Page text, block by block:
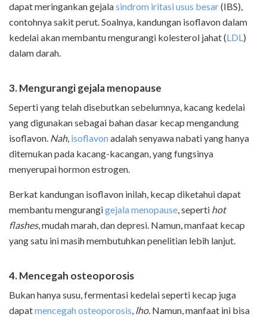
dapat meringankan gejalasindrom iritasi usus besar(IBS),
contohnya sakit perut. Soalnya, kandungan isoflavon dalam
kedelai akan membantu mengurangi kolesterol jahat (LDL)
dalam darah.
3. Mengurangi gejala menopause
Seperti yang telah disebutkan sebelumnya, kacang kedelai
yang digunakan sebagai bahan dasar kecap mengandung
isoflavon. Nah, isoflavonadalah senyawa nabati yang hanya
ditemukan pada kacang-kacangan, yang fungsinya
menyerupai hormon estrogen.
Berkat kandungan isoflavon inilah, kecap diketahui dapat
membantu mengurangigejala menopause, seperti hot
flashes, mudah marah, dan depresi. Namun, manfaat kecap
yang satu ini masih membutuhkan penelitian lebih lanjut.
4. Mencegah osteoporosis
Bukan hanya susu, fermentasi kedelai seperti kecap juga
dapatmencegah osteoporosis, lho. Namun, manfaat ini bisa